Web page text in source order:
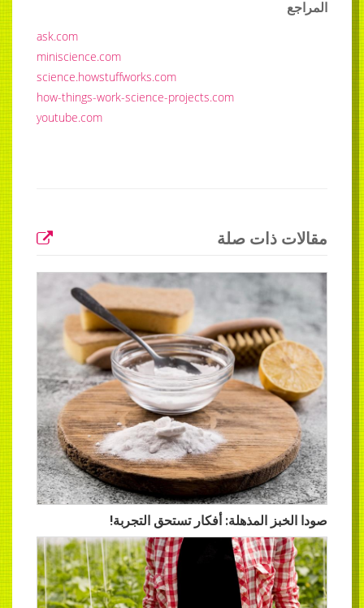
miniscience.com
science.howstuffworks.com
how-things-work-science-projects.com
ذات صلة
المذهلة: أفكار تستحق التجربة!